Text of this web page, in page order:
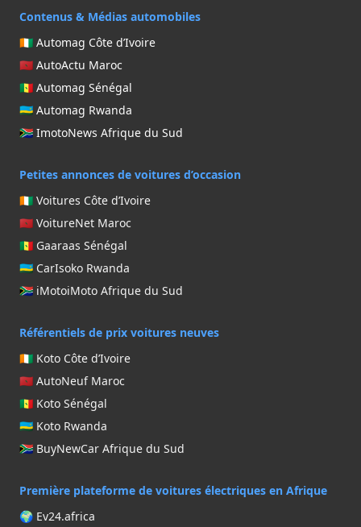
Contenus & Médias automobiles
🇨🇮 Automag Côte d’Ivoire
🇲🇦 AutoActu Maroc
🇸🇳 Automag Sénégal
🇷🇼 Automag Rwanda
🇿🇦 ImotoNews Afrique du Sud
Petites annonces de voitures d’occasion
🇨🇮 Voitures Côte d’Ivoire
🇲🇦 VoitureNet Maroc
🇸🇳 Gaaraas Sénégal
🇷🇼 CarIsoko Rwanda
🇿🇦 iMotoiMoto Afrique du Sud
Référentiels de prix voitures neuves
🇨🇮 Koto Côte d’Ivoire
🇲🇦 AutoNeuf Maroc
🇸🇳 Koto Sénégal
🇷🇼 Koto Rwanda
🇿🇦 BuyNewCar Afrique du Sud
Première plateforme de voitures électriques en Afrique
🌍 Ev24.africa